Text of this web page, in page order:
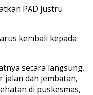
PAD justru
kembali kepada
secara langsung,
dan jembatan,
di puskesmas,